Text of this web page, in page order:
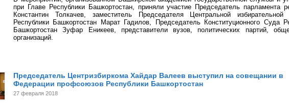
при Главе Республики Башкортостан, приняли участие Председатель парламента
Константин Толкачев, заместитель Председателя Центральной избирательной
Республики Башкортостан Марат Гадилов, Председатель Конституционного Суда
Башкортостан Зуфар Еникеев, представители вузов, политических партий,
организаций.
Председатель Центризбиркома Хайдар Валеев выступил на совещании в
Федерации профсоюзов Республики Башкортостан
27 февраля 2018